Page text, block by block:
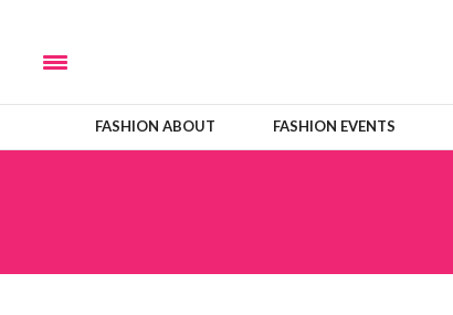
FASHION ABOUT FASHION EVENTS